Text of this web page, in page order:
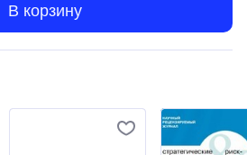
В корзину